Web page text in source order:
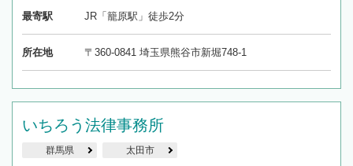
最寄駅 JR「籠原駅」徒歩2分
所在地 〒360-0841 埼玉県熊谷市新堀748-1
いちろう法律事務所
群馬県 太田市